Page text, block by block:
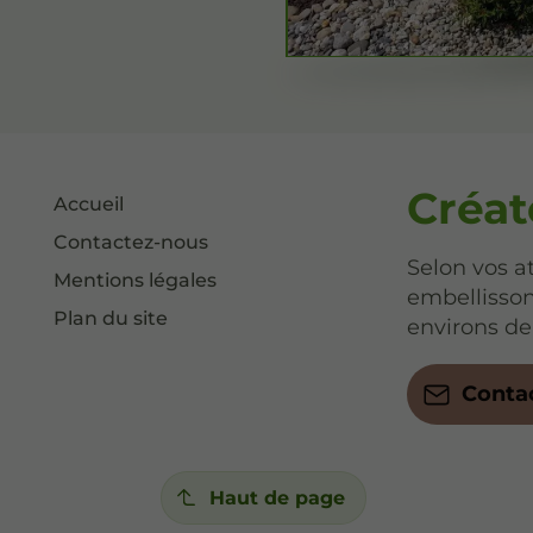
Accueil
Contactez-nous
Mentions légales
Plan du site
Selon vos
environs
Haut de page